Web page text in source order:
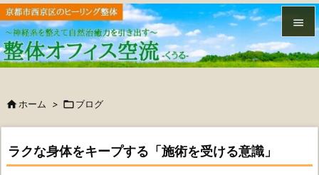


メニュ


 ホーム > ブログ
ラクな身体をキープする「施術を受ける意識」